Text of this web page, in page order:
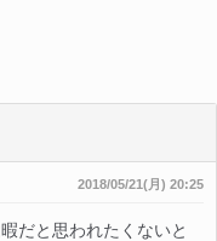
2018/05/21(月) 20:25
だと思われたくないと